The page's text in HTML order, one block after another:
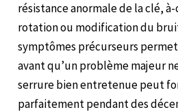
résistance anormale de la clé,
rotation ou modification du
symptômes précurseurs
avant qu’un problème majeur
serrure bien entretenue peut
parfaitement pendant des